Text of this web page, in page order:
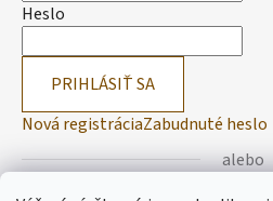
Heslo
PRIHLÁSIŤ SA
Nová registráciaZabudnuté heslo
alebo